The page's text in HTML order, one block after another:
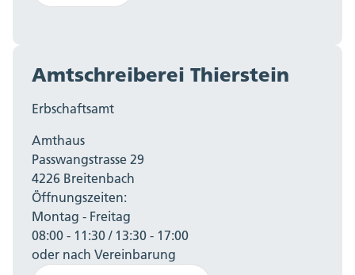
Amtschreiberei Thierstein
Erbschaftsamt
Amthaus
Passwangstrasse 29
4226 Breitenbach
Öffnungszeiten:
Montag - Freitag
08:00 - 11:30 / 13:30 - 17:00
oder nach Vereinbarung